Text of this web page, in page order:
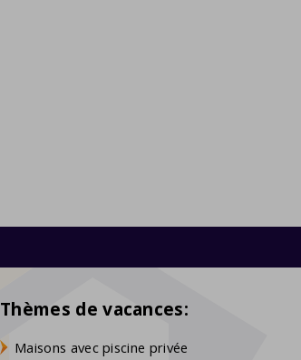
Thèmes de vacances:
Maisons avec piscine privée